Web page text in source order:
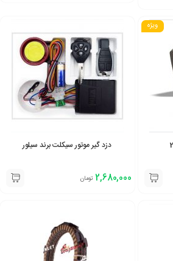
ویژه
دزد گیر موتور سیکلت برند سیلور
2,680,000 تومان